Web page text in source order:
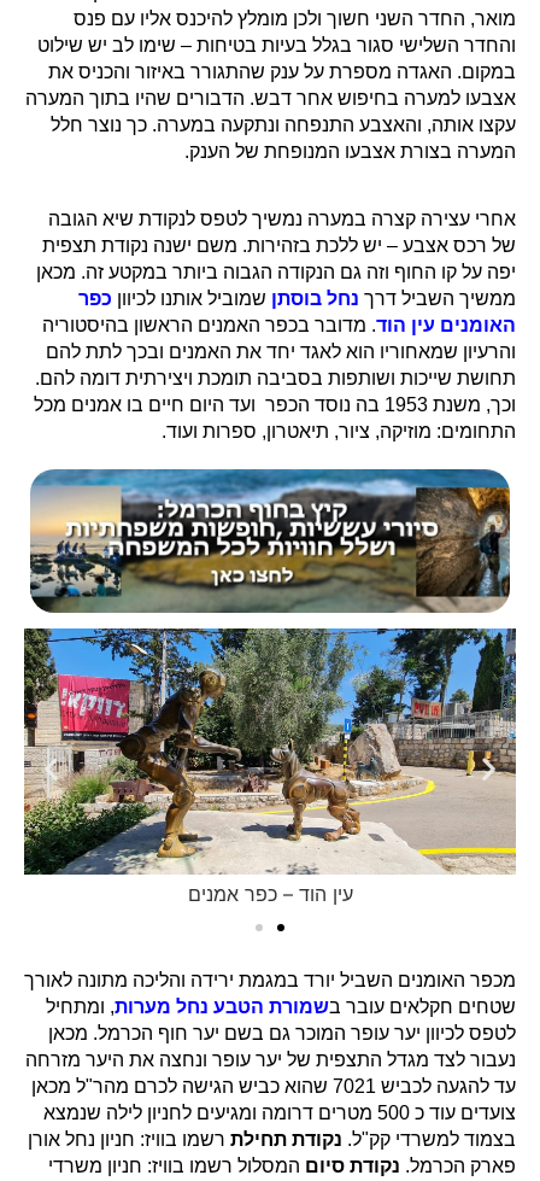
מואר, החדר השני חשוך ולכן מומלץ להיכנס אליו עם פנס
והחדר השלישי סגור בגלל בעיות בטיחות – שימו לב יש שילוט
במקום. האגדה מספרת על ענק שהתגורר באיזור והכניס את
אצבעו למערה בחיפוש אחר דבש. הדבורים שהיו בתוך המערה
עקצו אותה, והאצבע התנפחה ונתקעה במערה. כך נוצר חלל
המערה בצורת אצבעו המנופחת של הענק.
אחרי עצירה קצרה במערה נמשיך לטפס לנקודת שיא הגובה
של רכס אצבע – יש ללכת בזהירות. משם ישנה נקודת תצפית
יפה על קו החוף וזה גם הנקודה הגבוה ביותר במקטע זה. מכאן
ממשיך השביל דרך נחל בוסתן שמוביל אותנו לכיוון כפר
האומנים עין הוד. מדובר בכפר האמנים הראשון בהיסטוריה
והרעיון שמאחוריו הוא לאגד יחד את האמנים ובכך לתת להם
תחושת שייכות ושותפות בסביבה תומכת ויצירתית דומה להם.
וכך, משנת 1953 בה נוסד הכפר ועד היום חיים בו אמנים מכל
התחומים: מוזיקה, ציור, תיאטרון, ספרות ועוד.
עין הוד – כפר אמנים
מכפר האומנים השביל יורד במגמת ירידה והליכה מתונה לאורך
שטחים חקלאים עובר בשמורת הטבע נחל מערות, ומתחיל
לטפס לכיוון יער עופר המוכר גם בשם יער חוף הכרמל. מכאן
נעבור לצד מגדל התצפית של יער עופר ונחצה את היער מזרחה
עד להגעה לכביש 7021 שהוא כביש הגישה לכרם מהר"ל מכאן
צועדים עוד כ 500 מטרים דרומה ומגיעים לחניון לילה שנמצא
בצמוד למשרדי קק"ל. נקודת תחילת רשמו בוויז: חניון נחל אורן
פארק הכרמל. נקודת סיום המסלול רשמו בוויז: חניון משרדי